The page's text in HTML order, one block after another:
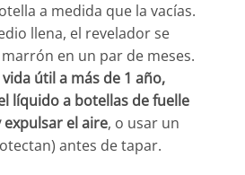
a medida que la vacías.
llena, el revelador se
en un par de meses.
útil a más de 1 año,
líquido a botellas de fuelle
el aire, o usar un
antes de tapar.